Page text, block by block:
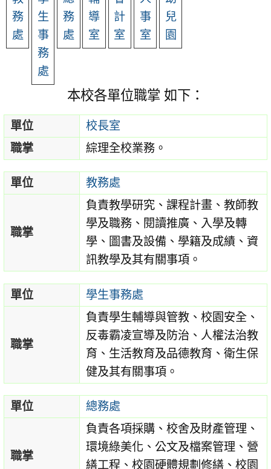
務
處
生
事
務
處
務
處
導
室
計
室
事
室
兒
園
本校各單位職掌 如下：
單位
校長室
職掌
綜理全校業務。
單位 教務處
職掌
負責教學研究、課程計畫、教師教
學及職務、閱讀推廣、入學及轉
學、圖書及設備、學籍及成績、資
訊教學及其有關事項。
單位 學生事務處
職掌
負責學生輔導與管教、校園安全、
反毒霸凌宣導及防治、人權法治教
育、生活教育及品德教育、衛生保
健及其有關事項。
單位 總務處
職掌
負責各項採購、校舍及財產管理、
環境綠美化、公文及檔案管理、營
繕工程、校園硬體規劃修繕、校園